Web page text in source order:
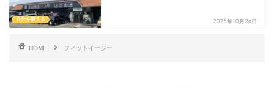
自分を整える 2025年10月26日
HOME フィットイージー